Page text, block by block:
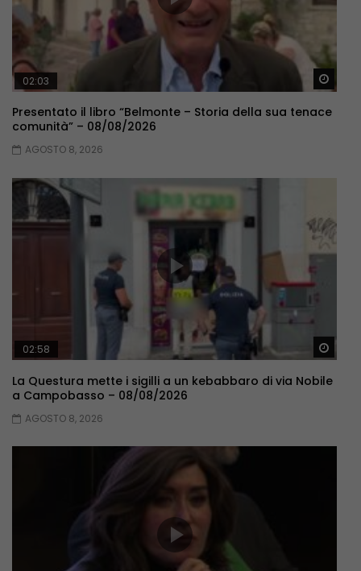
02:03
Presentato il libro “Belmonte – Storia della sua tenace
comunità” – 08/08/2026
AGOSTO 8, 2026
02:58
La Questura mette i sigilli a un kebabbaro di via Nobile
a Campobasso – 08/08/2026
AGOSTO 8, 2026